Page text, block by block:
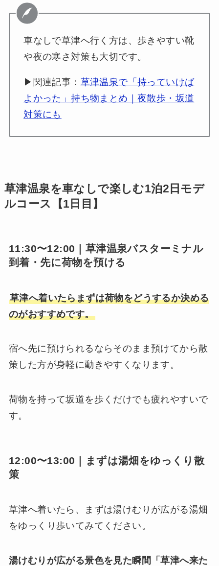
車なしで草津へ行く方は、歩きやすい靴
や夜の寒さ対策も大切です。
▶関連記事： 草津温泉で「持っていけば
よかった」持ち物まとめ｜夜散歩・坂道
対策にも
草津温泉を車なしで楽しむ1泊2日モデ
ルコース【1日目】
11:30〜12:00｜草津温泉バスターミナル
到着・先に荷物を預ける
草津へ着いたらまずは荷物をどうするか決める
のがおすすめです。
宿へ先に預けられるならそのまま預けてから散
策した方が身軽に動きやすくなります。
荷物を持って坂道を歩くだけでも疲れやすいで
す。
12:00〜13:00｜まずは湯畑をゆっくり散
策
草津へ着いたら、まずは湯けむりが広がる湯畑
をゆっくり歩いてみてください。
湯けむりが広がる景色を見た瞬間「草津へ来た